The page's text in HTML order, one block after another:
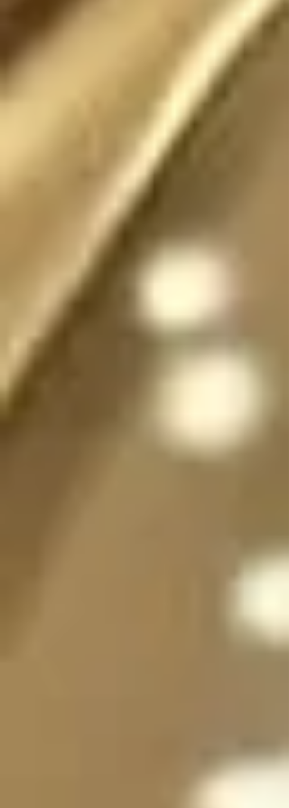
Existió (o existe) una
realidad donde este
escrito no fue (o no
es) fantasía
En dicha realidad, los
ángeles no tienen
sexo, por lo que se
pueden mostrar en su
forma divina femenina
o masculina, y pueden
cambiar de forma y
dependiendo de la
separadas para que
y luego unirse en uno